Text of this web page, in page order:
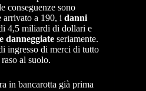
conseguenze sono
arrivato a 190, i danni
4,5 miliardi di dollari e
danneggiate seriamente.
ingresso di merci di tutto
al suolo.
in bancarotta già prima